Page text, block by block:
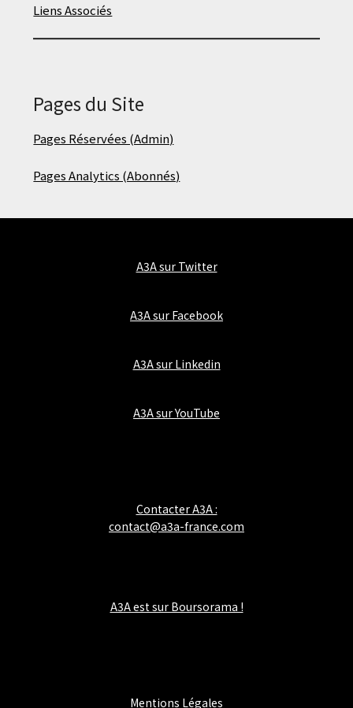
Liens Associés
Pages du Site
Pages Réservées (Admin)
Pages Analytics (Abonnés)
A3A sur Twitter
A3A sur Facebook
A3A sur Linkedin
A3A sur YouTube
Contacter A3A :
contact@a3a-france.com
A3A est sur Boursorama !
Mentions Légales